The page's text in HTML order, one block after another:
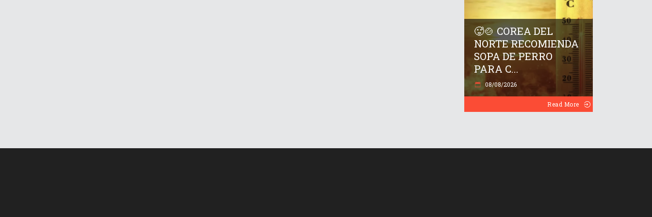
🥵🍲 COREA DEL
NORTE RECOMIENDA
SOPA DE PERRO
PARA C...
08/08/2026
Read More